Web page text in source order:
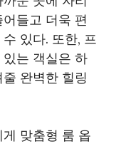
들고 더욱 편
있다. 또한, 프
는 객실은 하
완벽한 힐링
맞춤형 룸 옵